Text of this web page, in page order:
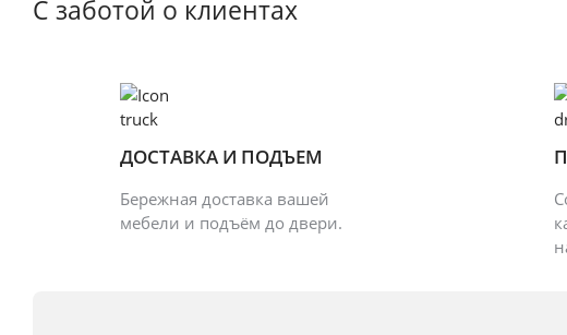
С заботой о клиентах
ДОСТАВКА И ПОДЪЕМ
Бережная доставка вашей
мебели и подъём до двери.